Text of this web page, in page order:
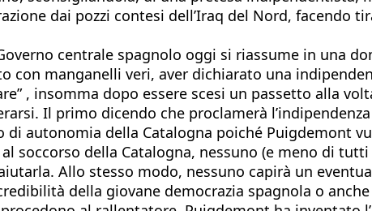
dai pozzi contesi dell’Iraq del Nord, facendo
centrale spagnolo oggi si riassume in una
manganelli veri, aver dichiarato una
, insomma dopo essere scesi un passetto alla
Il primo dicendo che proclamerà
autonomia della Catalogna poiché Puigdemont
della Catalogna, nessuno (e meno di tutti
Allo stesso modo, nessuno capirà un
della giovane democrazia spagnola o